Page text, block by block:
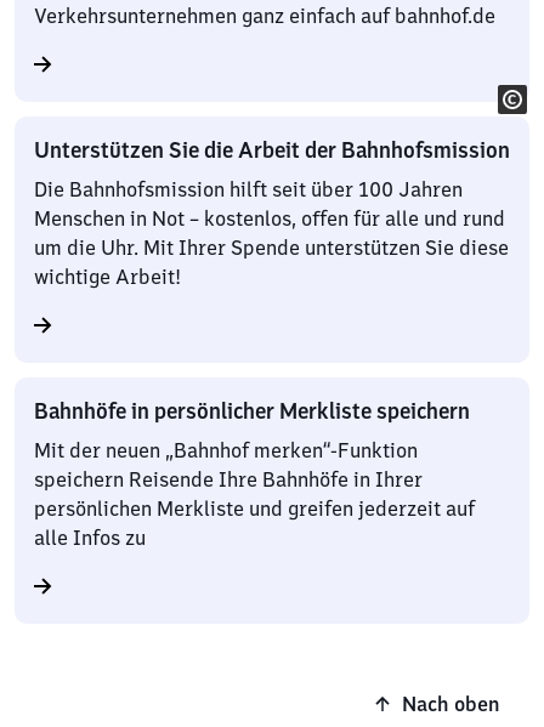
Verkehrsunternehmen ganz einfach auf bahnhof.de
Unterstützen Sie die Arbeit der Bahnhofsmission
Die Bahnhofsmission hilft seit über 100 Jahren
Menschen in Not – kostenlos, offen für alle und rund
um die Uhr. Mit Ihrer Spende unterstützen Sie diese
wichtige Arbeit!
Bahnhöfe in persönlicher Merkliste speichern
Mit der neuen „Bahnhof merken“-Funktion
speichern Reisende Ihre Bahnhöfe in Ihrer
persönlichen Merkliste und greifen jederzeit auf
alle Infos zu
Nach oben